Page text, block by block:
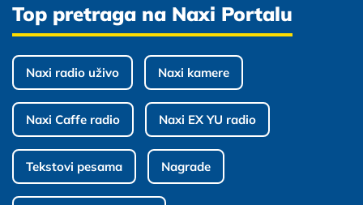
Top pretraga na Naxi Portalu
Naxi radio uživo Naxi kamere
Naxi Caffe radio Naxi EX YU radio
Tekstovi pesama Nagrade